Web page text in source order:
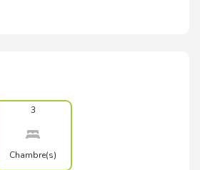
3
Chambre(s)